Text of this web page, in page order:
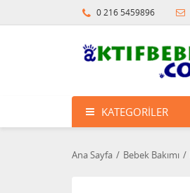
0 216 5459896
KATEGORILER
Ana Sayfa Bebek Bakımı